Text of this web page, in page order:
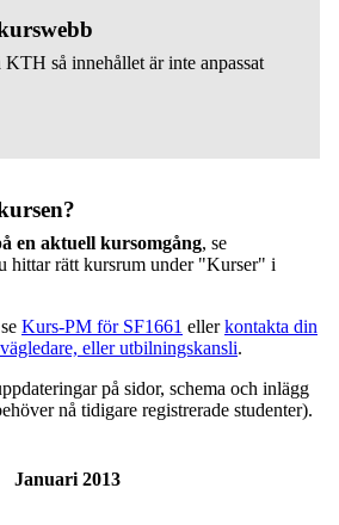
så innehållet är inte anpassat
en aktuell kursomgång, se
hittar rätt kursrum under "Kurser" i
Kurs-PM för SF1661 ellerkontakta din
eller utbilningskansli.
på sidor, schema och inlägg
nå tidigare registrerade studenter).
Januari 2013